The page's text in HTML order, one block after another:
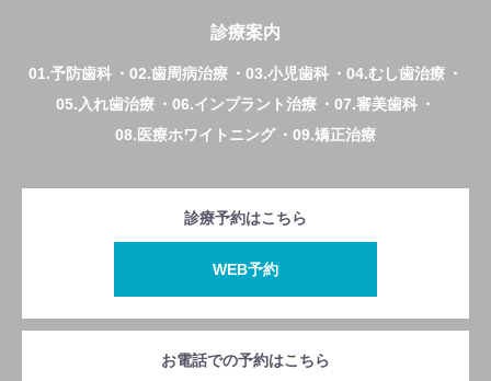
診療案内
01.予防歯科 02.歯周病治療 03.小児歯科
04.むし歯治療
05.入れ歯治療
06.インプラント治療
07.審美歯科
08.医療ホワイトニング
09.矯正治療
診療予約はこちら
WEB予約
お電話での予約はこちら